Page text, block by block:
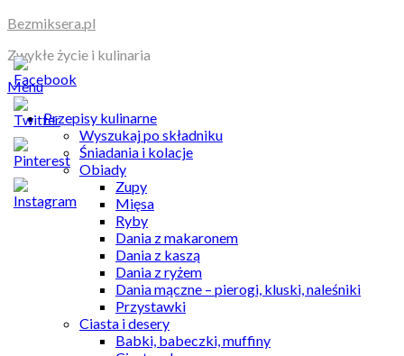
Skip
content
Bezmiksera.pl
Zwykłe życie i kulinaria
Menu
Przepisy kulinarne
Wyszukaj po składniku
Śniadania i kolacje
Obiady
Zupy
Mięsa
Ryby
Dania z makaronem
Dania z kaszą
Dania z ryżem
Dania mączne – pierogi, kluski, naleśniki
Przystawki
Ciasta i desery
Babki, babeczki, muffiny